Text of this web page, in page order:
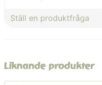
Ställ en produktfråga
Liknande produkter